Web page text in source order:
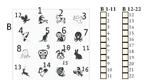
B 1-11
1
2
3
4
5
6
7
8
9
10
11
B 12-22
12
13
14
15
16
17
18
19
20
21
22